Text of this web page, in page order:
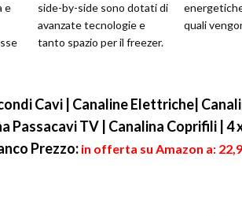
e
side-by-side sono dotati di
avanzate tecnologie e
tanto spazio per il freezer.
quali
Cavi | Canaline Elettriche|
Passacavi TV | Canalina Coprifili | 4
Prezzo: in offerta su Amazon a: